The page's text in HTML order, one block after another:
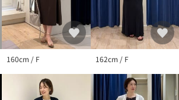
になってくれるアクセサリーです。
●
160cm / F 162cm / F